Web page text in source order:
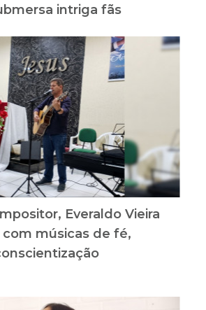
intriga fãs
Everaldo Vieira
com músicas de fé,